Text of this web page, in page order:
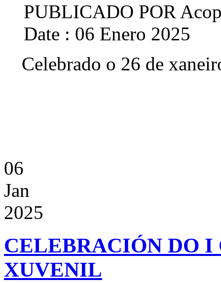
PUBLICADO POR
Date : 06 Enero 2025
Celebrado o 26 de
06
Jan
2025
CELEBRACIÓN DO I
XUVENIL